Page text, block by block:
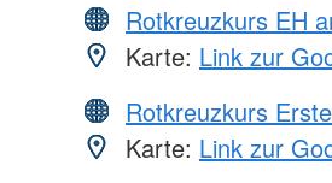
Rotkreuzkurs EH
Karte: Link zur
Rotkreuzkurs
Karte: Link zur